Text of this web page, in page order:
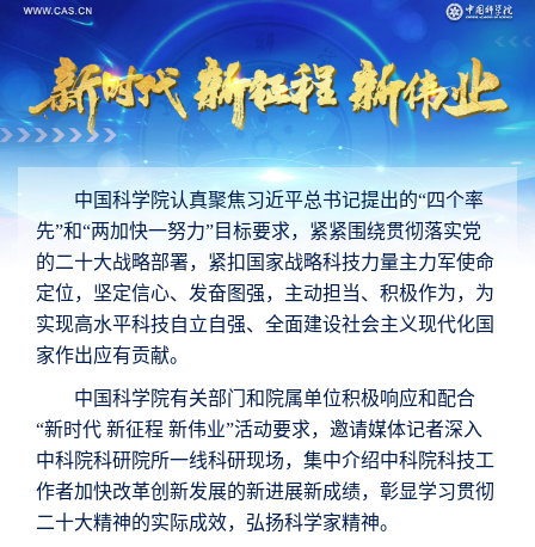
中国科学院认真聚焦习近平总书记提出的“四个率
先”和“两加快一努力”目标要求，紧紧围绕贯彻落实党
的二十大战略部署，紧扣国家战略科技力量主力军使命
定位，坚定信心、发奋图强，主动担当、积极作为，为
实现高水平科技自立自强、全面建设社会主义现代化国
家作出应有贡献。
中国科学院有关部门和院属单位积极响应和配合
“新时代 新征程 新伟业”活动要求，邀请媒体记者深入
中科院科研院所一线科研现场，集中介绍中科院科技工
作者加快改革创新发展的新进展新成绩，彰显学习贯彻
二十大精神的实际成效，弘扬科学家精神。